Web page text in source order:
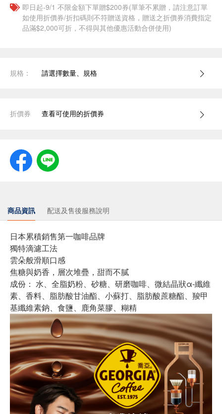
即日起-9/1 不限金額下單贈$200券(單筆不累贈，請注意訂單
如使用折價券/折扣碼則不符贈送資格，贈送之折價券消費指定
品滿$2,000可折，不得與其他優惠活動合併使用)
規格： 請選擇數量、規格
折價券 查看可使用的折價券
商品資訊 配送及售後服務說明
日本累積銷售第一咖啡品牌
獨特滴濾工法
雲朵般滑順口感
焦糖與奶香，層次堆疊，甜而不膩
成份： 水、全脂奶粉、砂糖、研磨咖啡、微結晶狀α-纖維
素、香料、脂肪酸甘油酯、小蘇打、脂肪酸蔗糖酯、羧甲
基纖維素鈉、食鹽、鹿角菜膠、糊精